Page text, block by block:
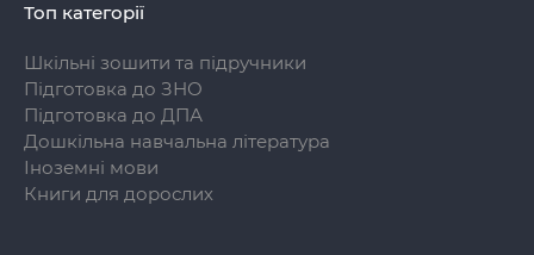
Топ категорії
Шкільні зошити та підручники
Підготовка до ЗНО
Підготовка до ДПА
Дошкільна навчальна література
Іноземні мови
Книги для дорослих